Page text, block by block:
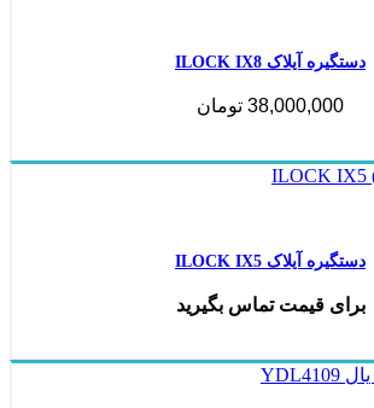
دستگیره آیلاک ILOCK IX8
38,000,000 تومان
دستگیره آیلاک ILOCK IX5
برای قیمت تماس بگیرید